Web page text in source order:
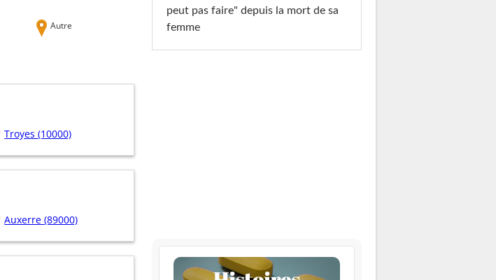
Autre
Troyes (10000)
Auxerre (89000)
peut pas faire" depuis la mort de sa
femme